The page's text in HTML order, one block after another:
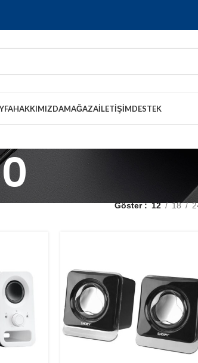
HAKKIMIZDAMAĞAZAİLETIŞIMDESTEK
Göster 12 18